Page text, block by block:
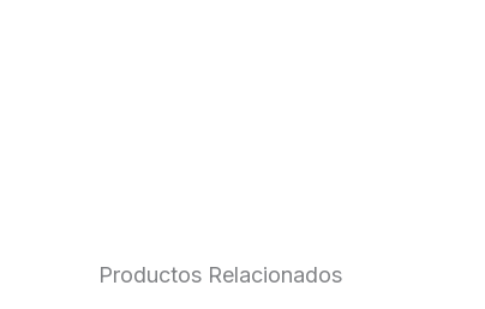
Productos Relacionados